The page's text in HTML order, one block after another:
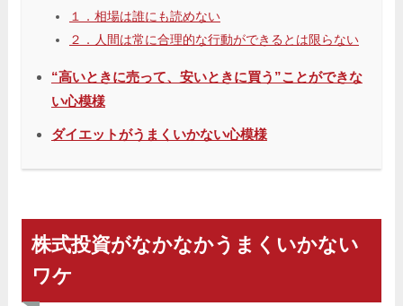
１．相場は誰にも読めない
２．人間は常に合理的な行動ができるとは限らない
“高いときに売って、安いときに買う”ことができな
い心模様
ダイエットがうまくいかない心模様
株式投資がなかなかうまくいかない
ワケ